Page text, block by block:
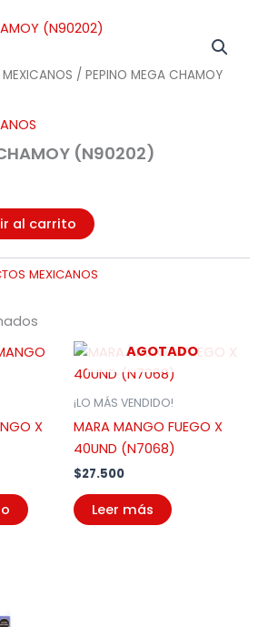
/ PEPINO MEGA CHAMOY
(N90202)
al carrito
MEXICANOS
X
AGOTADO
¡LO MÁS VENDIDO!
MARA MANGO FUEGO X
40UND (N7068)
$27.500
Leer más